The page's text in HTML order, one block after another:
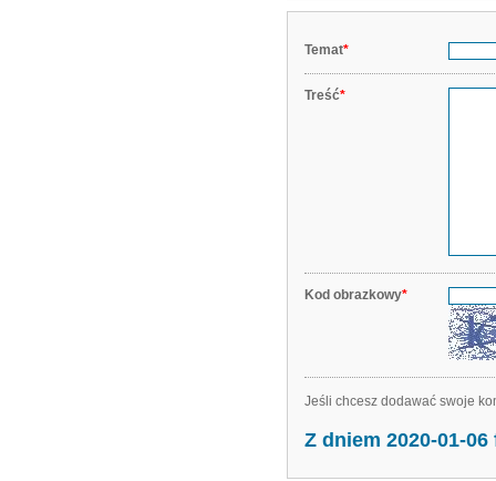
Temat*
Treść*
Kod obrazkowy*
Jeśli chcesz dodawać swoje
Z dniem 2020-01-